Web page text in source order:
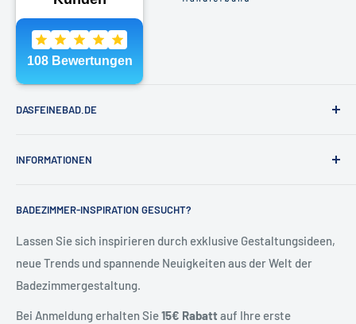
E-Mail:shop@dasfeinebad.de
DASFEINEBAD.DE
Badausstellung Hamburg
Kontakt
Blog
INFORMATIONEN
Allgemeine Geschäftsbedingungen
Versand & Retoure
Widerrufsrecht
Vertrag widerrufen
Datenschutzerklärung
BADEZIMMER-INSPIRATION GESUCHT?
Lassen Sie sich inspirieren durch exklusive Gestaltungsideen,
neue Trends und spannende Neuigkeiten aus der Welt der
Badezimmergestaltung.
Bei Anmeldung erhalten Sie15€ Rabattauf Ihre erste